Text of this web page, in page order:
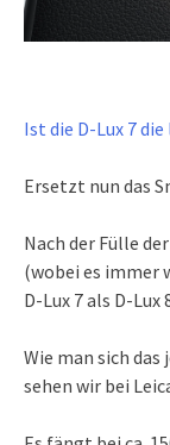
Ist die D-Lux 7
Ersetzt nun das
Nach der Fülle
(wobei es immer
D-Lux 7 als D-Lux
Wie man sich
sehen wir bei